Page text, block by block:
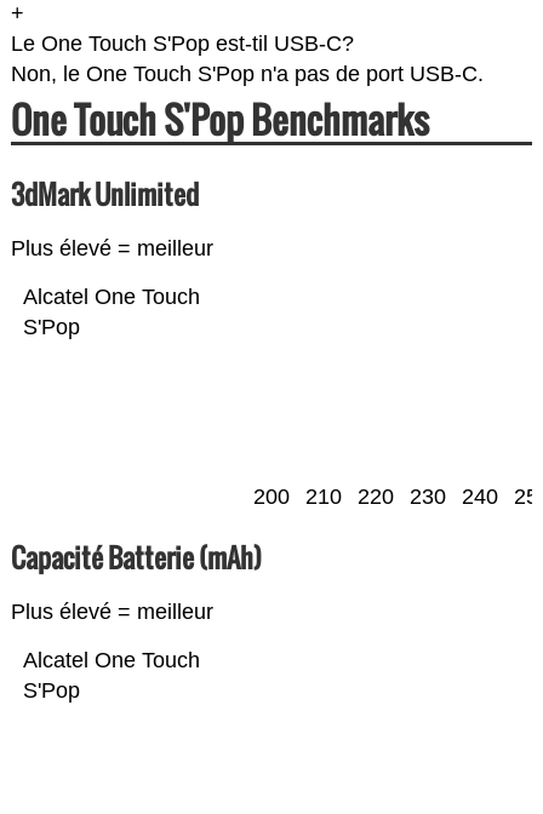
+
Le One Touch S'Pop est-til USB-C?
Non, le One Touch S'Pop n'a pas de port USB-C.
One Touch S'Pop Benchmarks
3dMark Unlimited
Plus élevé = meilleur
Alcatel One Touch
S'Pop
200 210 220 230 240
Capacité Batterie (mAh)
Plus élevé = meilleur
Alcatel One Touch
S'Pop